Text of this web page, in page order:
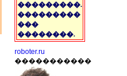
���������.
���������
���
��������.
roboter.ru
�����������